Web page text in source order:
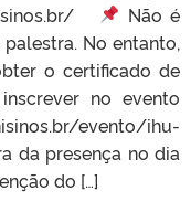
Não é
No entanto,
o certificado de
no evento
evento/ihu-
da presença no dia
do […]